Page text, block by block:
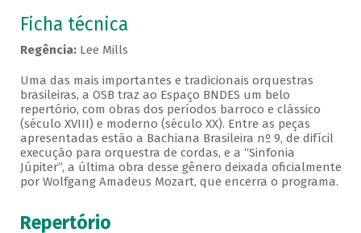
Ficha técnica
Regência:Lee Mills
Uma das mais importantes e tradicionais orquestras
brasileiras, a OSB traz ao Espaço BNDES um belo
repertório, com obras dos períodos barroco e clássico
(século XVIII) e moderno (século XX). Entre as peças
apresentadas estão a Bachiana Brasileira nº 9, de difícil
execução para orquestra de cordas, e a “Sinfonia
Júpiter”, a última obra desse gênero deixada oficialmente
por Wolfgang Amadeus Mozart, que encerra o programa.
Repertório